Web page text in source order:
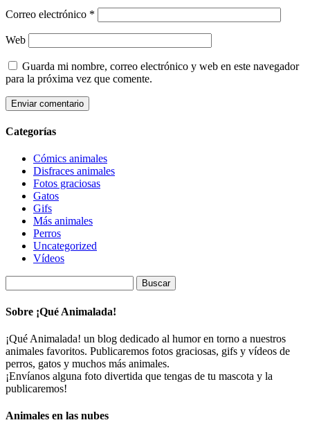
Correo electrónico *
Web
Guarda mi nombre, correo electrónico y web en este navegador
para la próxima vez que comente.
Categorías
Cómics animales
Disfraces animales
Fotos graciosas
Gatos
Gifs
Más animales
Perros
Uncategorized
Vídeos
Sobre ¡Qué Animalada!
¡Qué Animalada! un blog dedicado al humor en torno a nuestros
animales favoritos. Publicaremos fotos graciosas, gifs y vídeos de
perros, gatos y muchos más animales.
¡Envíanos alguna foto divertida que tengas de tu mascota y la
publicaremos!
Animales en las nubes